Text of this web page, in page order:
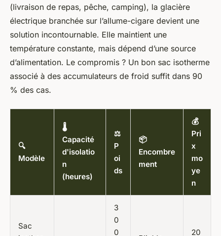
(livraison de repas, pêche, camping), la glacière
électrique branchée sur l’allume-cigare devient une
solution incontournable. Elle maintient une
température constante, mais dépend d’une source
d’alimentation. Le compromis ? Un bon sac isotherme
associé à des accumulateurs de froid suffit dans 90
% des cas.
🔍
Modèle
🌡️
Capacité
d'isolatio
n
(heures)
⚖️
P
oi
ds
📦
Encombre
ment
💰
Pri
x
mo
ye
n
Sac
3
0
0
20